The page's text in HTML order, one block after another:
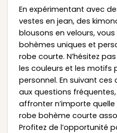
En expérimentant avec
vestes en jean, des
blousons en velours,
bohèmes uniques et
robe courte. N’hésitez
les couleurs et les motifs
personnel. En suivant
aux questions
affronter n’importe
robe bohème courte
Profitez de l’opportunité